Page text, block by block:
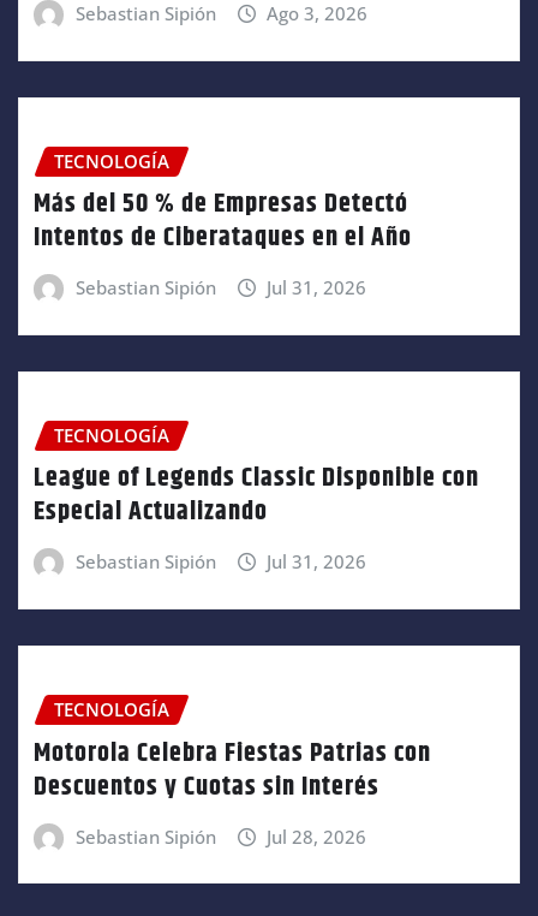
Sebastian Sipión Ago 3, 2026
TECNOLOGÍA
Más del 50 % de Empresas Detectó
Intentos de Ciberataques en el Año
Sebastian Sipión Jul 31, 2026
TECNOLOGÍA
League of Legends Classic Disponible con
Especial Actualizando
Sebastian Sipión Jul 31, 2026
TECNOLOGÍA
Motorola Celebra Fiestas Patrias con
Descuentos y Cuotas sin Interés
Sebastian Sipión Jul 28, 2026